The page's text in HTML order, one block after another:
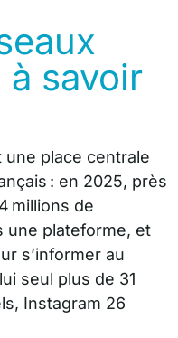
savoir
place centrale
: en 2025, près
millions de
une plateforme, et
s’informer au
seul plus de 31
Instagram 26